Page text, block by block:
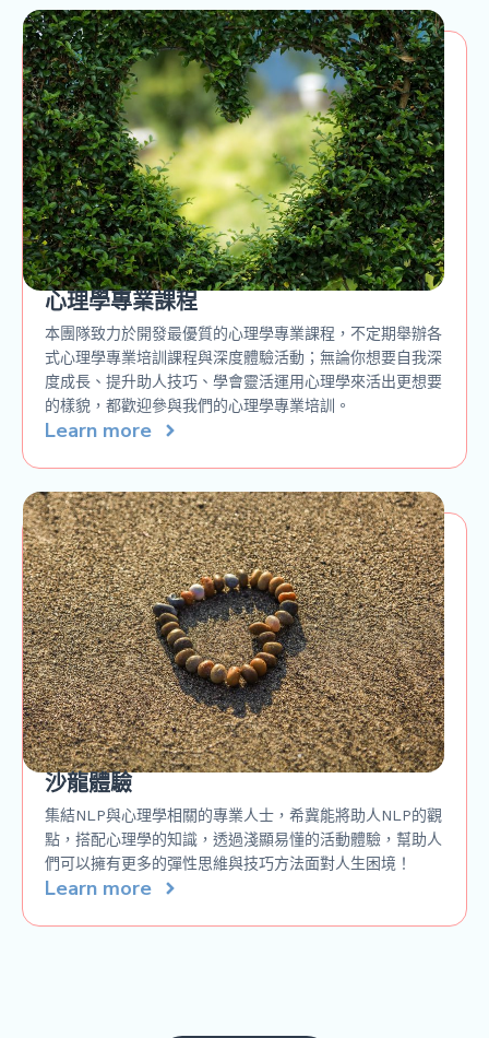
心理學專業課程
本團隊致力於開發最優質的心理學專業課程，不定期舉辦各
式心理學專業培訓課程與深度體驗活動；無論你想要自我深
度成長、提升助人技巧、學會靈活運用心理學來活出更想要
的樣貌，都歡迎參與我們的心理學專業培訓。
Learn more
沙龍體驗
集結NLP與心理學相關的專業人士，希冀能將助人NLP的觀
點，搭配心理學的知識，透過淺顯易懂的活動體驗，幫助人
們可以擁有更多的彈性思維與技巧方法面對人生困境！
Learn more